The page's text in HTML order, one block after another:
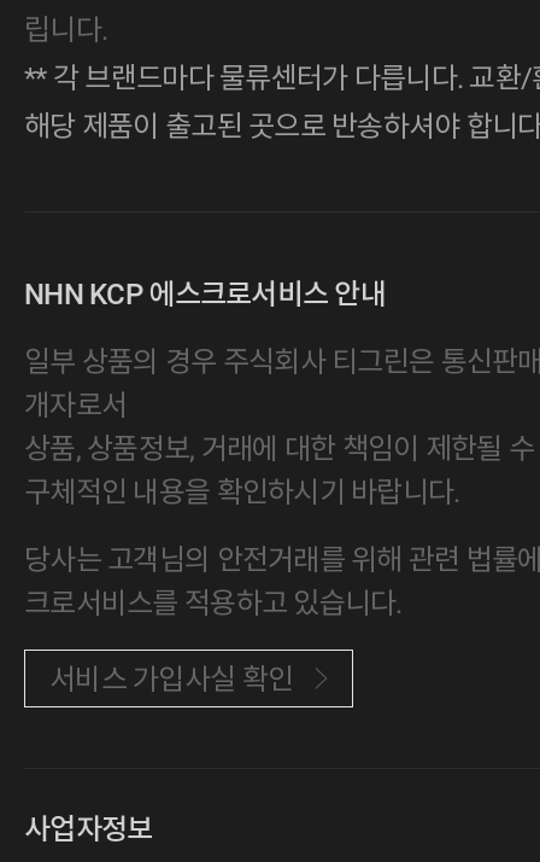
립니다.
** 각 브랜드마다 물류센터가 다릅니다. 교환
해당 제품이 출고된 곳으로 반송하셔야 합니
NHN KCP 에스크로서비스 안내
일부 상품의 경우 주식회사 티그린은 통신판
개자로서
상품, 상품정보, 거래에 대한 책임이 제한될
구체적인 내용을 확인하시기 바랍니다.
당사는 고객님의 안전거래를 위해 관련 법률
크로서비스를 적용하고 있습니다.
서비스 가입사실 확인
사업자정보